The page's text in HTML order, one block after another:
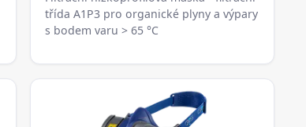
třída A1P3 pro organické plyny a výpary
s bodem varu > 65 °C